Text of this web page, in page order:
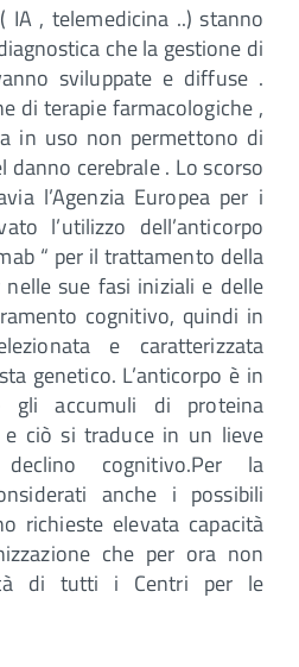
IA , telemedicina ..) stanno
che la gestione di
sviluppate e diffuse .
di terapie farmacologiche ,
in uso non permettono di
danno cerebrale . Lo scorso
l’Agenzia Europea per i
l’utilizzo dell’anticorpo
“ per il trattamento della
sue fasi iniziali e delle
cognitivo, quindi in
e caratterizzata
genetico. L’anticorpo è in
gli accumuli di proteina
ciò si traduce in un lieve
cognitivo.Per la
anche i possibili
richieste elevata capacità
che per ora non
di tutti i Centri per le